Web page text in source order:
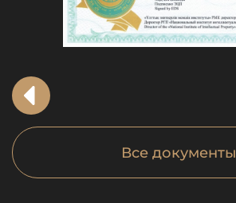
Все документы